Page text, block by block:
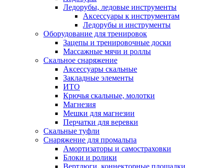
Ледорубы, ледовые инструменты
Аксессуары к инструментам
Ледорубы и инструменты
Оборудование для тренировок
Зацепы и тренировочные доски
Массажные мячи и роллы
Скальное снаряжение
Аксессуары скальные
Закладные элементы
ИТО
Крючья скальные, молотки
Магнезия
Мешки для магнезии
Перчатки для веревки
Скальные туфли
Снаряжение для промальпа
Амортизаторы и самостраховки
Блоки и ролики
Вертлюги, коннекторные площадки